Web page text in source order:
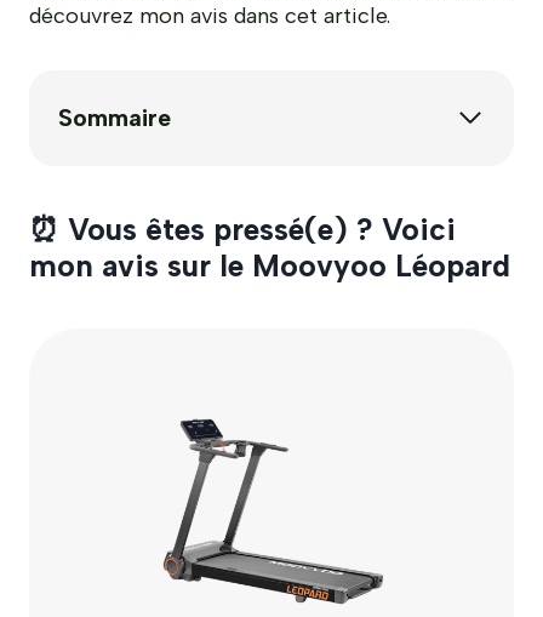
découvrez mon avis dans cet article.
Sommaire
⏰ Vous êtes pressé(e) ? Voici
mon avis sur le Moovyoo Léopard